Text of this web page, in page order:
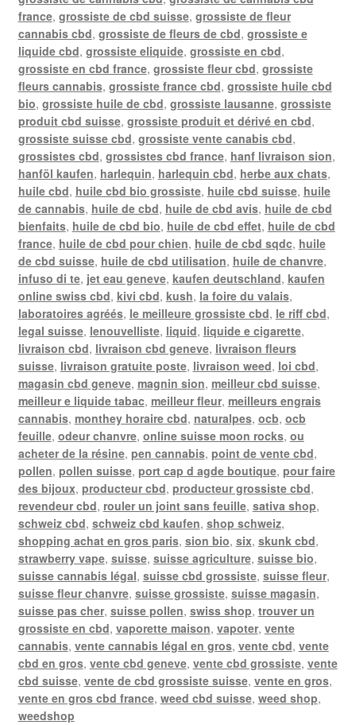
france, grossiste de cbd suisse, grossiste de fleur
cannabis cbd, grossiste de fleurs de cbd, grossiste e
liquide cbd, grossiste eliquide, grossiste en cbd,
grossiste en cbd france, grossiste fleur cbd, grossiste
fleurs cannabis, grossiste france cbd, grossiste huile cbd
bio, grossiste huile de cbd, grossiste lausanne, grossiste
produit cbd suisse, grossiste produit et dérivé en cbd,
grossiste suisse cbd, grossiste vente canabis cbd,
grossistes cbd, grossistes cbd france, hanf livraison sion,
hanföl kaufen, harlequin, harlequin cbd, herbe aux chats,
huile cbd, huile cbd bio grossiste, huile cbd suisse, huile
de cannabis, huile de cbd, huile de cbd avis, huile de cbd
bienfaits, huile de cbd bio, huile de cbd effet, huile de cbd
france, huile de cbd pour chien, huile de cbd sqdc, huile
de cbd suisse, huile de cbd utilisation, huile de chanvre,
infuso di te, jet eau geneve, kaufen deutschland, kaufen
online swiss cbd, kivi cbd, kush, la foire du valais,
laboratoires agréés, le meilleure grossiste cbd, le riff cbd,
legal suisse, lenouvelliste, liquid, liquide e cigarette,
livraison cbd, livraison cbd geneve, livraison fleurs
suisse, livraison gratuite poste, livraison weed, loi cbd,
magasin cbd geneve, magnin sion, meilleur cbd suisse,
meilleur e liquide tabac, meilleur fleur, meilleurs engrais
cannabis, monthey horaire cbd, naturalpes, ocb, ocb
feuille, odeur chanvre, online suisse moon rocks, ou
acheter de la résine, pen cannabis, point de vente cbd,
pollen, pollen suisse, port cap d agde boutique, pour faire
des bijoux, producteur cbd, producteur grossiste cbd,
revendeur cbd, rouler un joint sans feuille, sativa shop,
schweiz cbd, schweiz cbd kaufen, shop schweiz,
shopping achat en gros paris, sion bio, six, skunk cbd,
strawberry vape, suisse, suisse agriculture, suisse bio,
suisse cannabis légal, suisse cbd grossiste, suisse fleur,
suisse fleur chanvre, suisse grossiste, suisse magasin,
suisse pas cher, suisse pollen, swiss shop, trouver un
grossiste en cbd, vaporette maison, vapoter, vente
cannabis, vente cannabis légal en gros, vente cbd, vente
cbd en gros, vente cbd geneve, vente cbd grossiste, vente
cbd suisse, vente de cbd grossiste suisse, vente en gros,
vente en gros cbd france, weed cbd suisse, weed shop,
weedshop